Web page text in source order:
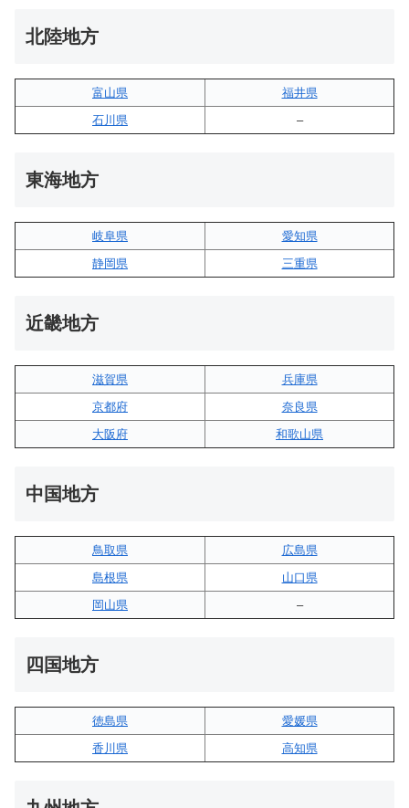
北陸地方
富山県
福井県
石川県
–
東海地方
岐阜県
愛知県
静岡県
三重県
近畿地方
滋賀県
兵庫県
京都府
奈良県
大阪府
和歌山県
中国地方
鳥取県
広島県
島根県
山口県
岡山県
–
四国地方
徳島県
愛媛県
香川県
高知県